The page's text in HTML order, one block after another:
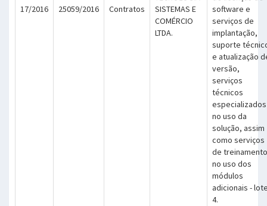
17/2016 25059/2016 Contratos
SISTEMAS E
COMÉRCIO
LTDA.
software e
serviços de
implantação,
suporte
e atualização
versão,
serviços
técnicos
especializados
no uso da
solução, assim
como serviços
de treinamento
no uso dos
módulos
adicionais -
4.